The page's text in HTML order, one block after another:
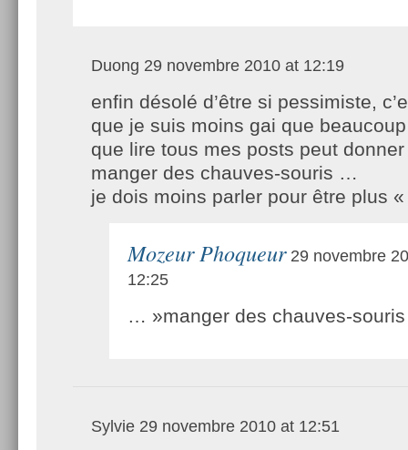
Duong 29 novembre 2010 at 12:19
enfin désolé d’être si pessimiste,
que je suis moins gai que
que lire tous mes posts peut
manger des chauves-souris …
je dois moins parler pour être plus
Mozeur Phoqueur29 novembre
12:25
… »manger des chauves-
Sylvie 29 novembre 2010 at 12:51